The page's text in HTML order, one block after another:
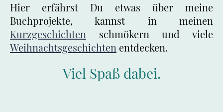
Hier erfährst Du etwas über meine
Buchprojekte, kannst in meinen
Kurzgeschichten schmökern und viele
Weihnachtsgeschichten entdecken.
Viel Spaß dabei.